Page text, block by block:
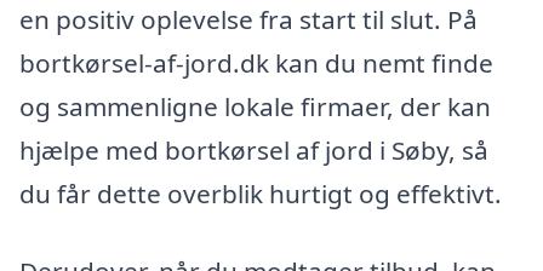
en positiv oplevelse fra start til slut. På
bortkørsel-af-jord.dk kan du nemt finde
og sammenligne lokale firmaer, der kan
hjælpe med bortkørsel af jord i Søby, så
du får dette overblik hurtigt og effektivt.